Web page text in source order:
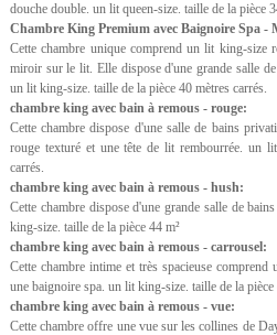
douche double. un lit queen-size. taille de la pièce
Chambre King Premium avec Baignoire Spa -
Cette chambre unique comprend un lit king-size
miroir sur le lit. Elle dispose d'une grande salle
un lit king-size. taille de la pièce 40 mètres carrés.
chambre king avec bain à remous - rouge:
Cette chambre dispose d'une salle de bains
rouge texturé et une tête de lit rembourrée. un
carrés.
chambre king avec bain à remous - hush:
Cette chambre dispose d'une grande salle de
king-size. taille de la pièce 44 m²
chambre king avec bain à remous - carrousel:
Cette chambre intime et très spacieuse
une baignoire spa. un lit king-size. taille de la pièce
chambre king avec bain à remous - vue:
Cette chambre offre une vue sur les collines de